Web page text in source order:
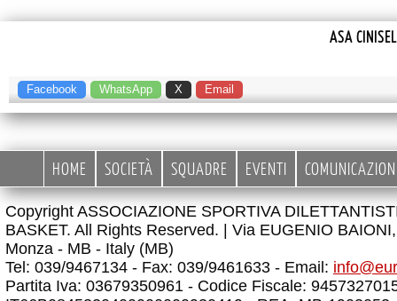
ASA
Facebook WhatsApp X Email
HOME SOCIETÀ SQUADRE EVENTI
Copyright ASSOCIAZIONE SPORTIVA
BASKET. All Rights Reserved. | Via EUGENIO
Monza - MB - Italy (MB)
Tel: 039/9467134 - Fax: 039/9461633 - Email:
Partita Iva: 03679350961 - Codice Fiscale: